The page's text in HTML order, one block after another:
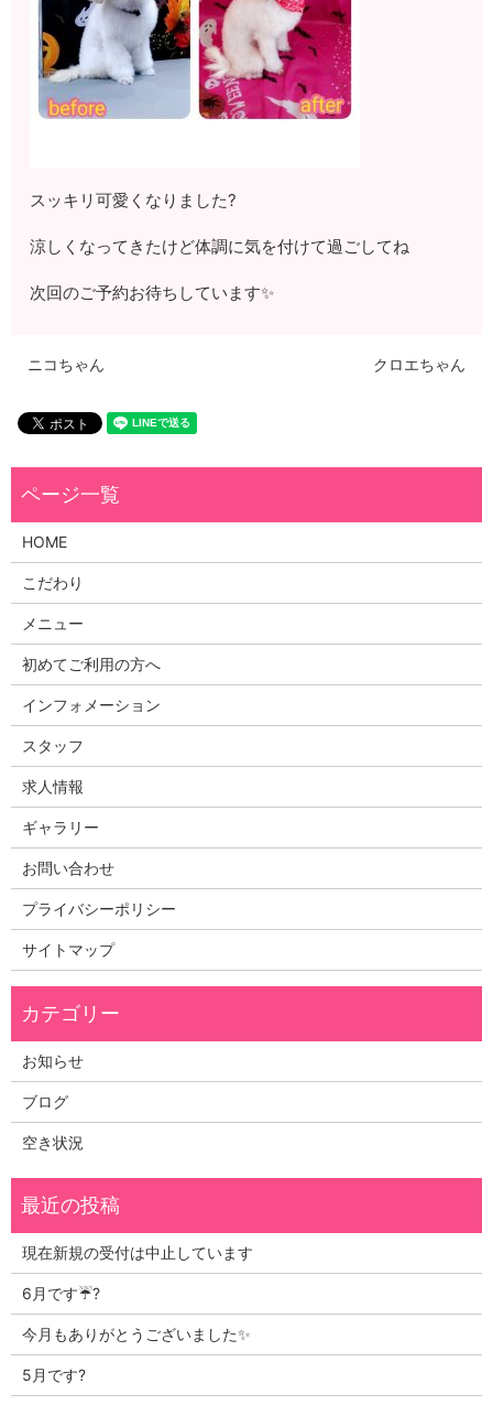
スッキリ可愛くなりました?
涼しくなってきたけど体調に気を付けて過ごしてね
次回のご予約お待ちしています✨
ニコちゃん クロエちゃん
HOME
こだわり
メニュー
初めてご利用の方へ
インフォメーション
スタッフ
求人情報
ギャラリー
お問い合わせ
プライバシーポリシー
サイトマップ
お知らせ
ブログ
空き状況
現在新規の受付は中止しています
6月です☔?
今月もありがとうございました✨
5月です?